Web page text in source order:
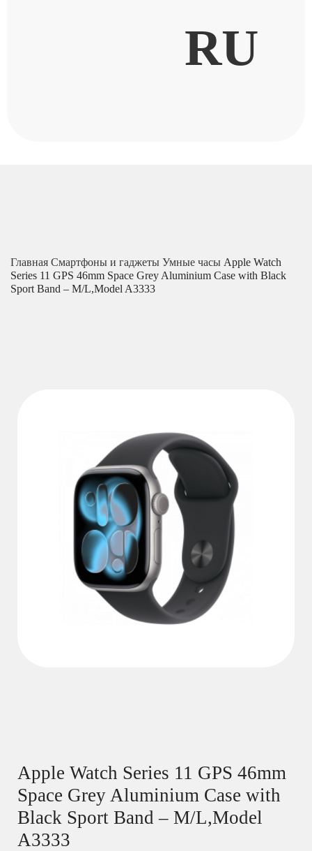
RU
Главная Смартфоны и гаджеты Умные часы Apple Watch
Series 11 GPS 46mm Space Grey Aluminium Case with Black
Sport Band – M/L,Model A3333
Apple Watch Series 11 GPS 46mm
Space Grey Aluminium Case with
Black Sport Band – M/L,Model
A3333